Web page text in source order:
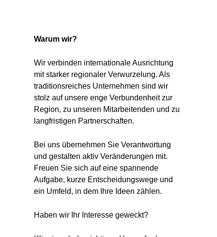
Warum wir?
Wir verbinden internationale Ausrichtung
mit starker regionaler Verwurzelung. Als
traditionsreiches Unternehmen sind wir
stolz auf unsere enge Verbundenheit zur
Region, zu unseren Mitarbeitenden und zu
langfristigen Partnerschaften.
Bei uns übernehmen Sie Verantwortung
und gestalten aktiv Veränderungen mit.
Freuen Sie sich auf eine spannende
Aufgabe, kurze Entscheidungswege und
ein Umfeld, in dem Ihre Ideen zählen.
Haben wir Ihr Interesse geweckt?